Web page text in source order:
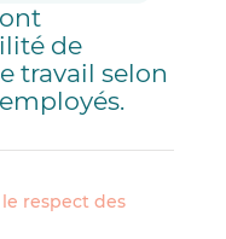
de
travail selon
respect des